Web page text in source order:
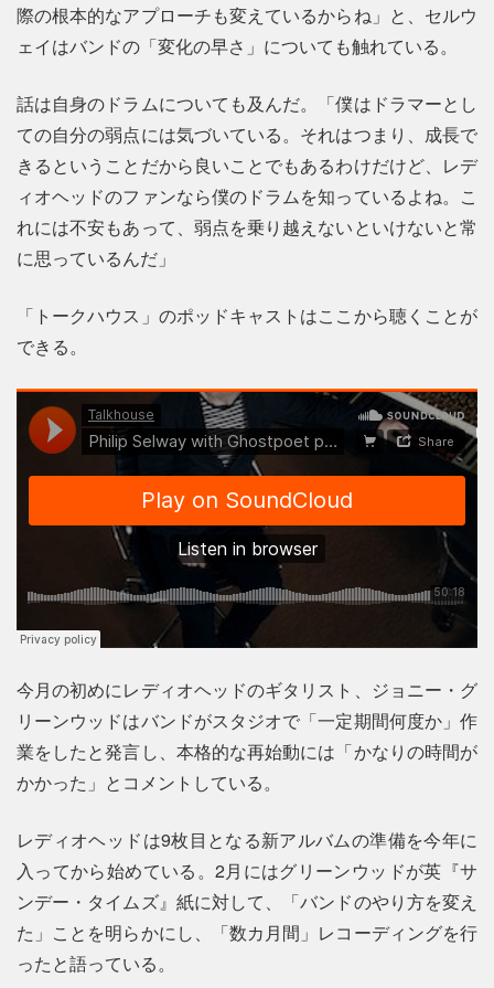
際の根本的なアプローチも変えているからね」と、セルウ
ェイはバンドの「変化の早さ」についても触れている。
話は自身のドラムについても及んだ。「僕はドラマーとし
ての自分の弱点には気づいている。それはつまり、成長で
きるということだから良いことでもあるわけだけど、レデ
ィオヘッドのファンなら僕のドラムを知っているよね。こ
れには不安もあって、弱点を乗り越えないといけないと常
に思っているんだ」
「トークハウス」のポッドキャストはここから聴くことが
できる。
今月の初めにレディオヘッドのギタリスト、ジョニー・グ
リーンウッドはバンドがスタジオで「一定期間何度か」作
業をしたと発言し、本格的な再始動には「かなりの時間が
かかった」とコメントしている。
レディオヘッドは9枚目となる新アルバムの準備を今年に
入ってから始めている。2月にはグリーンウッドが英『サ
ンデー・タイムズ』紙に対して、「バンドのやり方を変え
た」ことを明らかにし、「数カ月間」レコーディングを行
ったと語っている。